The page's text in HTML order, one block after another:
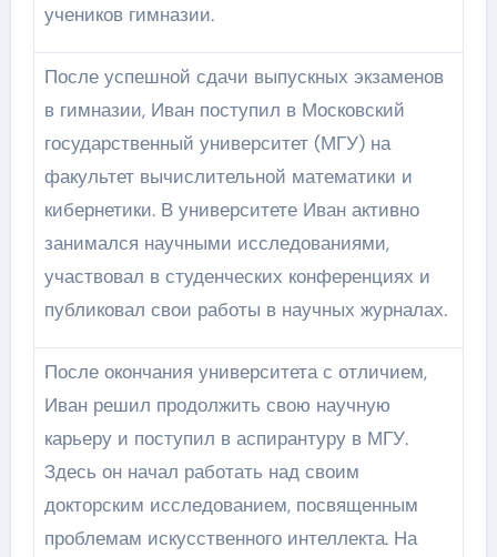
учеников гимназии.
После успешной сдачи выпускных экзаменов
в гимназии, Иван поступил в Московский
государственный университет (МГУ) на
факультет вычислительной математики и
кибернетики. В университете Иван активно
занимался научными исследованиями,
участвовал в студенческих конференциях и
публиковал свои работы в научных журналах.
После окончания университета с отличием,
Иван решил продолжить свою научную
карьеру и поступил в аспирантуру в МГУ.
Здесь он начал работать над своим
докторским исследованием, посвященным
проблемам искусственного интеллекта. На